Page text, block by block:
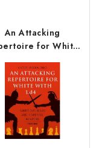
An Attacking
for White
with 1.d4